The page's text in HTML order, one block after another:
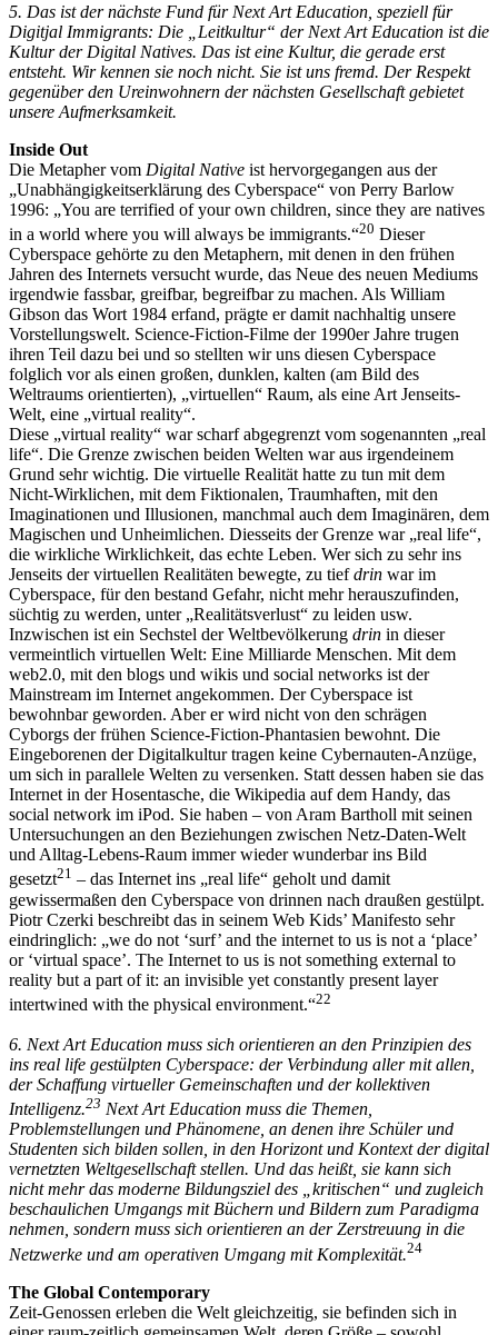
5. Das ist der nächste Fund für Next Art Education, speziell für
Digitjal Immigrants: Die „Leitkultur“ der Next Art Education ist die
Kultur der Digital Natives. Das ist eine Kultur, die gerade erst
entsteht. Wir kennen sie noch nicht. Sie ist uns fremd. Der Respekt
gegenüber den Ureinwohnern der nächsten Gesellschaft gebietet
unsere Aufmerksamkeit.
Inside Out
Die Metapher vom Digital Native ist hervorgegangen aus der
„Unabhängigkeitserklärung des Cyberspace“ von Perry Barlow
1996: „You are terrified of your own children, since they are natives
in a world where you will always be immigrants.“20 Dieser
Cyberspace gehörte zu den Metaphern, mit denen in den frühen
Jahren des Internets versucht wurde, das Neue des neuen Mediums
irgendwie fassbar, greifbar, begreifbar zu machen. Als William
Gibson das Wort 1984 erfand, prägte er damit nachhaltig unsere
Vorstellungswelt. Science-Fiction-Filme der 1990er Jahre trugen
ihren Teil dazu bei und so stellten wir uns diesen Cyberspace
folglich vor als einen großen, dunklen, kalten (am Bild des
Weltraums orientierten), „virtuellen“ Raum, als eine Art Jenseits-
Welt, eine „virtual reality“.
Diese „virtual reality“ war scharf abgegrenzt vom sogenannten „real
life“. Die Grenze zwischen beiden Welten war aus irgendeinem
Grund sehr wichtig. Die virtuelle Realität hatte zu tun mit dem
Nicht-Wirklichen, mit dem Fiktionalen, Traumhaften, mit den
Imaginationen und Illusionen, manchmal auch dem Imaginären, dem
Magischen und Unheimlichen. Diesseits der Grenze war „real life“,
die wirkliche Wirklichkeit, das echte Leben. Wer sich zu sehr ins
Jenseits der virtuellen Realitäten bewegte, zu tiefdrin war im
Cyberspace, für den bestand Gefahr, nicht mehr herauszufinden,
süchtig zu werden, unter „Realitätsverlust“ zu leiden usw.
Inzwischen ist ein Sechstel der Weltbevölkerung drin in dieser
vermeintlich virtuellen Welt: Eine Milliarde Menschen. Mit dem
web2.0, mit den blogs und wikis und social networks ist der
Mainstream im Internet angekommen. Der Cyberspace ist
bewohnbar geworden. Aber er wird nicht von den schrägen
Cyborgs der frühen Science-Fiction-Phantasien bewohnt. Die
Eingeborenen der Digitalkultur tragen keine Cybernauten-Anzüge,
um sich in parallele Welten zu versenken. Statt dessen haben sie das
Internet in der Hosentasche, die Wikipedia auf dem Handy, das
social network im iPod. Sie haben – von Aram Bartholl mit seinen
Untersuchungen an den Beziehungen zwischen Netz-Daten-Welt
und Alltag-Lebens-Raum immer wieder wunderbar ins Bild
gesetzt21 – das Internet ins „real life“ geholt und damit
gewissermaßen den Cyberspace von drinnen nach draußen gestülpt.
Piotr Czerki beschreibt das in seinem Web Kids’ Manifesto sehr
eindringlich: „we do not ‘surf’ and the internet to us is not a ‘place’
or ‘virtual space’. The Internet to us is not something external to
reality but a part of it: an invisible yet constantly present layer
intertwined with the physical environment.“22
6. Next Art Education muss sich orientieren an den Prinzipien des
ins real life gestülpten Cyberspace: der Verbindung aller mit allen,
der Schaffung virtueller Gemeinschaften und der kollektiven
Intelligenz.23 Next Art Education muss die Themen,
Problemstellungen und Phänomene, an denen ihre Schüler und
Studenten sich bilden sollen, in den Horizont und Kontext der digital
vernetzten Weltgesellschaft stellen. Und das heißt, sie kann sich
nicht mehr das moderne Bildungsziel des „kritischen“ und zugleich
beschaulichen Umgangs mit Büchern und Bildern zum Paradigma
nehmen, sondern muss sich orientieren an der Zerstreuung in die
Netzwerke und am operativen Umgang mit Komplexität.24
The Global Contemporary
Zeit-Genossen erleben die Welt gleichzeitig, sie befinden sich in